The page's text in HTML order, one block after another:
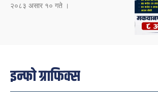
२०८३ असार १० गते ।
इन्फो ग्राफिक्स